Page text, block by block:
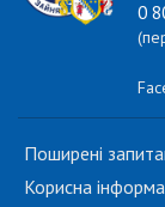
0
Поширені
Корисна